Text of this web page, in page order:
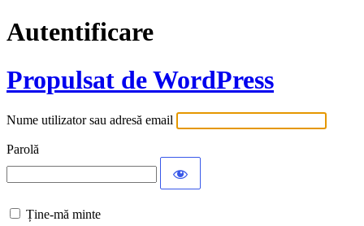
Autentificare
Propulsat de WordPress
Nume utilizator sau adresă email
Parolă
Ține-mă minte